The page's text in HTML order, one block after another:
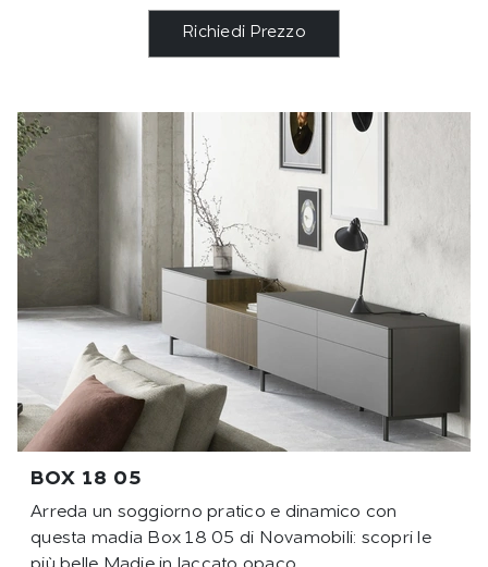
Richiedi Prezzo
BOX 18 05
Arreda un soggiorno pratico e dinamico con
questa madia Box 18 05 di Novamobili: scopri le